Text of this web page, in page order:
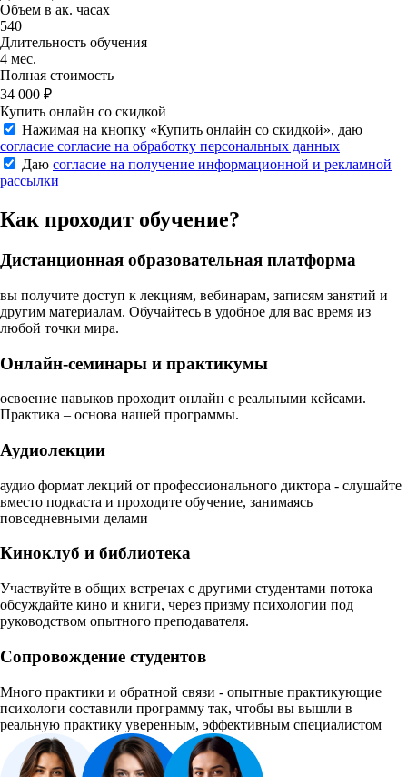
Объем в ак. часах
540
Длительность обучения
4 мес.
Полная стоимость
34 000 ₽
Купить онлайн со скидкой
Нажимая на кнопку «Купить онлайн со скидкой», даю
согласие согласие на обработку персональных данных
Даю согласие на получение информационной и рекламной
рассылки
Как проходит обучение?
Дистанционная образовательная платформа
вы получите доступ к лекциям, вебинарам, записям занятий и
другим материалам. Обучайтесь в удобное для вас время из
любой точки мира.
Онлайн-семинары и практикумы
освоение навыков проходит онлайн с реальными кейсами.
Практика – основа нашей программы.
Аудиолекции
аудио формат лекций от профессионального диктора - слушайте
вместо подкаста и проходите обучение, занимаясь
повседневными делами
Киноклуб и библиотека
Участвуйте в общих встречах с другими студентами потока —
обсуждайте кино и книги, через призму психологии под
руководством опытного преподавателя.
Сопровождение студентов
Много практики и обратной связи - опытные практикующие
психологи составили программу так, чтобы вы вышли в
реальную практику уверенным, эффективным специалистом